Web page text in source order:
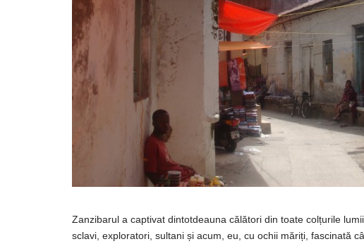
Zanzibarul a captivat dintotdeauna călători din toate colțurile
sclavi, exploratori, sultani și acum, eu, cu ochii măriți, fascinată